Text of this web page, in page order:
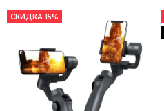
СКИДКА 15%